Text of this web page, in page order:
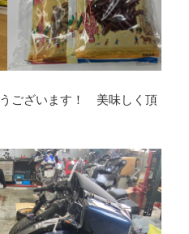
ございます！ 美味しく頂